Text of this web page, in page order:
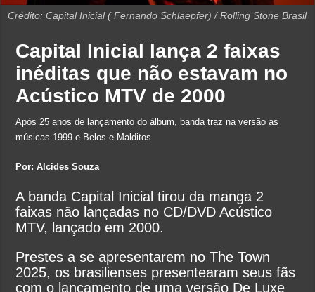
Crédito: Capital Inicial ( Fernando Schlaepfer) / Rolling Stone Brasil
Capital Inicial lança 2 faixas
inéditas que não estavam no
Acústico MTV de 2000
Após 25 anos de lançamento do álbum, banda traz na versão as
músicas 1999 e Belos e Malditos
Por: Alcides Souza
A banda Capital Inicial tirou da manga 2
faixas não lançadas no CD/DVD Acústico
MTV, lançado em 2000.
Prestes a se apresentarem no The Town
2025, os brasilienses presentearam seus fãs
com o lançamento de uma versão De Luxe